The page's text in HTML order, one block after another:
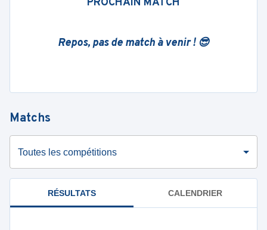
Repos, pas de match à venir ! 😎
Matchs
Toutes les compétitions
RÉSULTATS CALENDRIER